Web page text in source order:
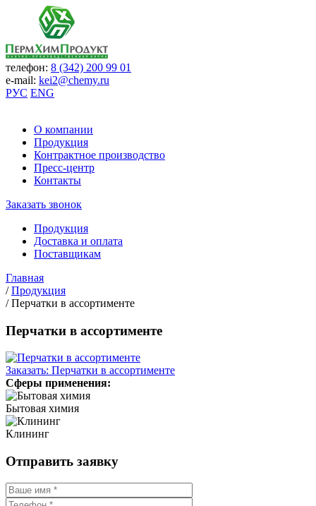
телефон: 8 (342) 200 99 01
e-mail: kei2@chemy.ru
РУС ENG
О компании
Продукция
Контрактное производство
Пресс-центр
Контакты
Заказать звонок
Продукция
Доставка и оплата
Поставщикам
Главная
/ Продукция
/ Перчатки в ассортименте
Перчатки в ассортименте
Заказать: Перчатки в ассортименте
Сферы применения:
Бытовая химия
Клининг
Отправить заявку